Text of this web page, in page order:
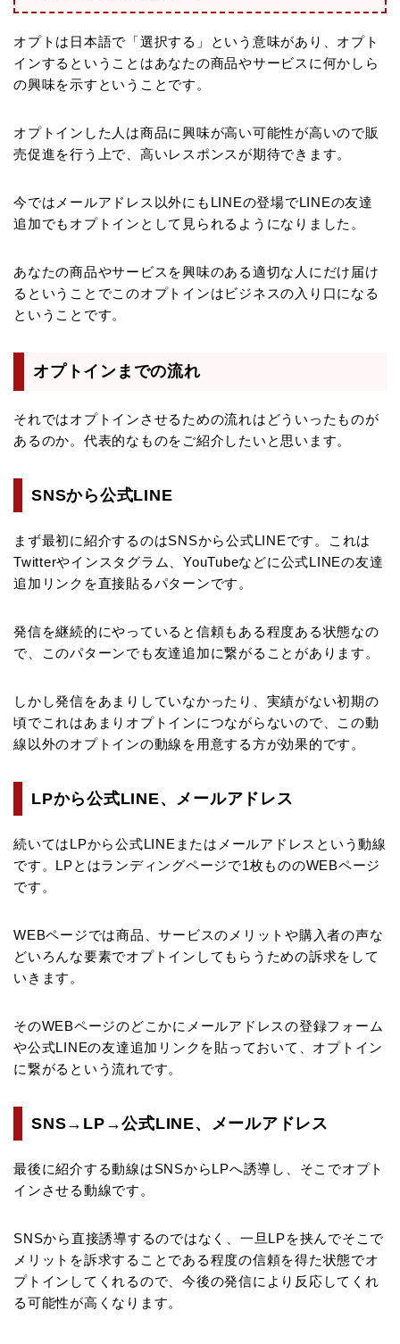
オプトは日本語で「選択する」という意味があり、オプト
インするということはあなたの商品やサービスに何かしら
の興味を示すということです。
オプトインした人は商品に興味が高い可能性が高いので販
売促進を行う上で、高いレスポンスが期待できます。
今ではメールアドレス以外にもLINEの登場でLINEの友達
追加でもオプトインとして見られるようになりました。
あなたの商品やサービスを興味のある適切な人にだけ届け
るということでこのオプトインはビジネスの入り口になる
ということです。
オプトインまでの流れ
それではオプトインさせるための流れはどういったものが
あるのか。代表的なものをご紹介したいと思います。
SNSから公式LINE
まず最初に紹介するのはSNSから公式LINEです。これは
Twitterやインスタグラム、YouTubeなどに公式LINEの友達
追加リンクを直接貼るパターンです。
発信を継続的にやっていると信頼もある程度ある状態なの
で、このパターンでも友達追加に繋がることがあります。
しかし発信をあまりしていなかったり、実績がない初期の
頃でこれはあまりオプトインにつながらないので、この動
線以外のオプトインの動線を用意する方が効果的です。
LPから公式LINE、メールアドレス
続いてはLPから公式LINEまたはメールアドレスという動線
です。LPとはランディングページで1枚もののWEBページ
です。
WEBページでは商品、サービスのメリットや購入者の声な
どいろんな要素でオプトインしてもらうための訴求をして
いきます。
そのWEBページのどこかにメールアドレスの登録フォーム
や公式LINEの友達追加リンクを貼っておいて、オプトイン
に繋がるという流れです。
SNS→LP→公式LINE、メールアドレス
最後に紹介する動線はSNSからLPへ誘導し、そこでオプト
インさせる動線です。
SNSから直接誘導するのではなく、一旦LPを挟んでそこで
メリットを訴求することである程度の信頼を得た状態でオ
プトインしてくれるので、今後の発信により反応してくれ
る可能性が高くなります。